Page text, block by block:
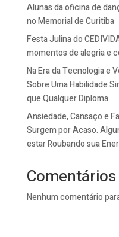
Alunas da oficina de
no Memorial de Curitiba
Festa Julina do
momentos de alegria e
Na Era da Tecnologia e
Sobre Uma Habilidade
que Qualquer Diploma
Ansiedade, Cansaço e
Surgem por Acaso.
estar Roubando sua
Comentários
Nenhum comentário